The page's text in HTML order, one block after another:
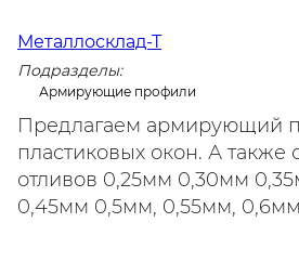
Металлосклад-Т
Подразделы:
Армирующие профили
Предлагаем армирующий
пластиковых окон. А также
отливов 0,25мм 0,30мм
0,45мм 0,5мм, 0,55мм,